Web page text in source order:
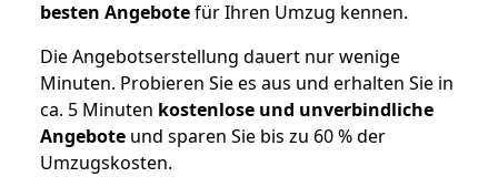
besten Angebotefür Ihren Umzug kennen.
Die Angebotserstellung dauert nur wenige
Minuten. Probieren Sie es aus und erhalten Sie in
ca. 5 Minuten kostenlose und unverbindliche
Angebote und sparen Sie bis zu 60 % der
Umzugskosten.